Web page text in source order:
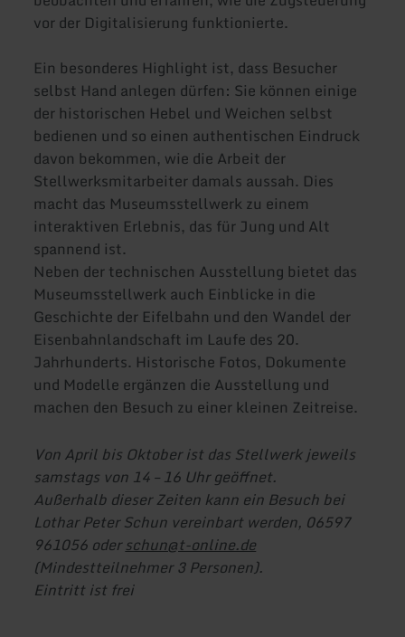
vor der Digitalisierung funktionierte.
Ein besonderes Highlight ist, dass Besucher
selbst Hand anlegen dürfen: Sie können einige
der historischen Hebel und Weichen selbst
bedienen und so einen authentischen Eindruck
davon bekommen, wie die Arbeit der
Stellwerksmitarbeiter damals aussah. Dies
macht das Museumsstellwerk zu einem
interaktiven Erlebnis, das für Jung und Alt
spannend ist.
Neben der technischen Ausstellung bietet das
Museumsstellwerk auch Einblicke in die
Geschichte der Eifelbahn und den Wandel der
Eisenbahnlandschaft im Laufe des 20.
Jahrhunderts. Historische Fotos, Dokumente
und Modelle ergänzen die Ausstellung und
machen den Besuch zu einer kleinen Zeitreise.
Von April bis Oktober ist das Stellwerk jeweils
samstags von 14 – 16 Uhr geöffnet.
Außerhalb dieser Zeiten kann ein Besuch bei
Lothar Peter Schun vereinbart werden, 06597
961056 oderschun@t-online.de
(Mindestteilnehmer 3 Personen).
Eintritt ist frei